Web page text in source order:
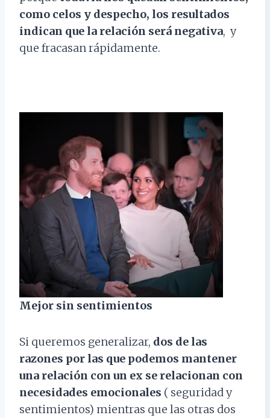
como celos y despecho, los resultados
indican que la relación será negativa, y
que fracasan rápidamente.
Mejor sin sentimientos
Si queremos generalizar, dos de las
razones por las que podemos mantener
una relación con un ex se relacionan con
necesidades emocionales ( seguridad y
sentimientos) mientras que las otras dos